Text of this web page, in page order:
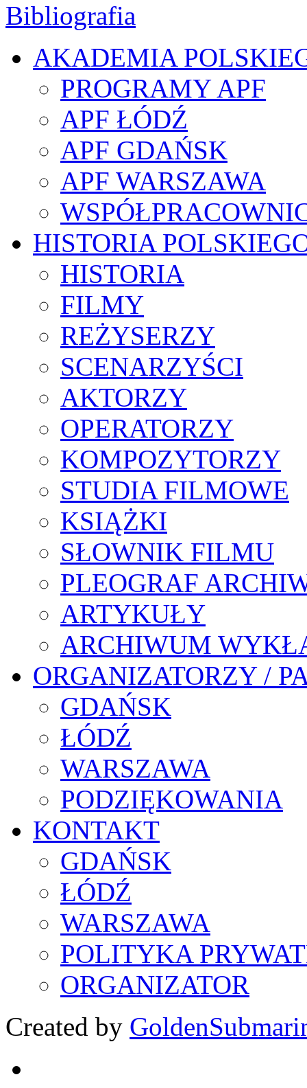
Bibliografia
AKADEMIA
PROGRAMY APF
APF ŁÓDŹ
APF GDAŃSK
APF WARSZAWA
HISTORIA
HISTORIA
FILMY
REŻYSERZY
SCENARZYŚCI
AKTORZY
OPERATORZY
KOMPOZYTORZY
STUDIA FILMOWE
KSIĄŻKI
SŁOWNIK FILMU
PLEOGRAF
ARTYKUŁY
ARCHIWUM
ORGANIZATORZY /
GDAŃSK
ŁÓDŹ
WARSZAWA
PODZIĘKOWANIA
KONTAKT
GDAŃSK
ŁÓDŹ
WARSZAWA
POLITYKA
ORGANIZATOR
Created by